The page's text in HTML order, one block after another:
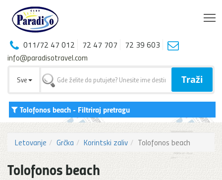
011/72 47 012 72 47 707
72 39 603
info@paradisotravel.com
Sve Traži
Tolofonos beach- Filtriraj pretragu
Letovanje Grčka Korintski zaliv Tolofonos beach
Tolofonos beach